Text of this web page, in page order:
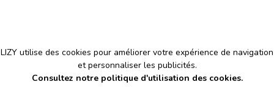
Cookies
LIZY utilise des cookies pour améliorer votre expérience de navigation
et personnaliser les publicités.
Consultez notre politique d'utilisation des cookies.